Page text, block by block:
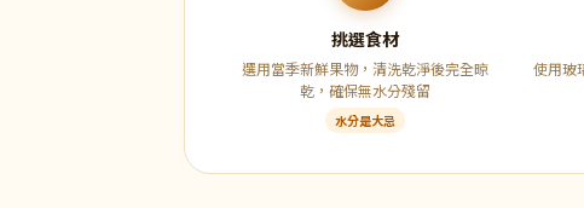
挑選食材
選用當季新鮮果物，清洗乾淨後完全晾
乾，確保無水分殘留
水分是大忌
使用玻